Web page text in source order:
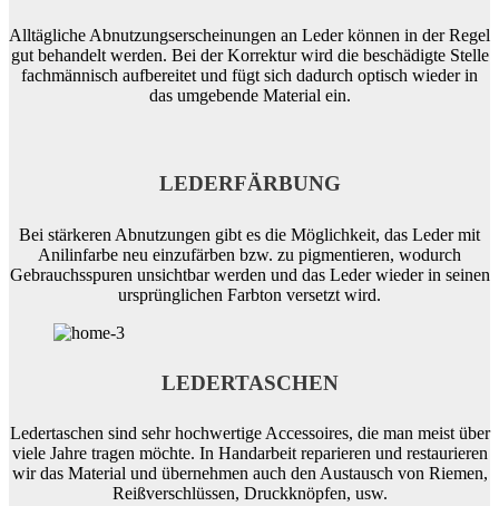
Alltägliche Abnutzungserscheinungen an Leder können in der Regel
gut behandelt werden. Bei der Korrektur wird die beschädigte Stelle
fachmännisch aufbereitet und fügt sich dadurch optisch wieder in
das umgebende Material ein.
LEDERFÄRBUNG
Bei stärkeren Abnutzungen gibt es die Möglichkeit, das Leder mit
Anilinfarbe neu einzufärben bzw. zu pigmentieren, wodurch
Gebrauchsspuren unsichtbar werden und das Leder wieder in seinen
ursprünglichen Farbton versetzt wird.
LEDERTASCHEN
Ledertaschen sind sehr hochwertige Accessoires, die man meist über
viele Jahre tragen möchte. In Handarbeit reparieren und restaurieren
wir das Material und übernehmen auch den Austausch von Riemen,
Reißverschlüssen, Druckknöpfen, usw.